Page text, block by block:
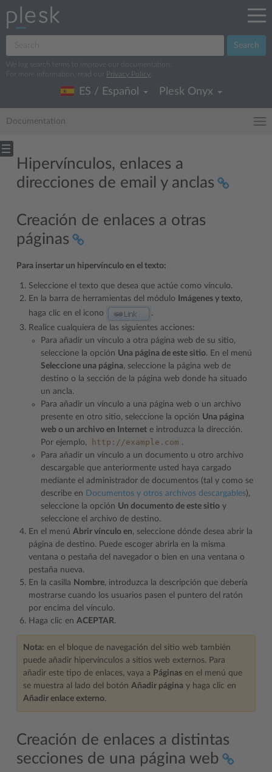
Search
We log search terms to improve our documentation.
For more information, read our
Privacy Policy
ES / Español Plesk Onyx
Documentation
Hipervínculos, enlaces a
direcciones de email y anclas
Creación de enlaces a otras
páginas
Para insertar un hipervínculo en el texto:
Seleccione el texto que desea que actúe como vínculo.
En la barra de herramientas del módulo
Imágenes y texto,
haga clic en el icono
.
Realice cualquiera de las siguientes acciones:
Para añadir un vínculo a otra página web de su sitio,
seleccione la opción Una página de este sitio. En el menú
Seleccione una página, seleccione la página web de
destino o la sección de la página web donde ha situado
un ancla.
Para añadir un vínculo a una página web o un archivo
presente en otro sitio, seleccione la opción Una página
web o un archivo en Internet e introduzca la dirección.
Por ejemplo,
http://example.com .
Para añadir un vínculo a un documento u otro archivo
descargable que anteriormente usted haya cargado
mediante el administrador de documentos (tal y como se
describe en Documentos y otros archivos descargables),
seleccione la opción Un documento de este sitio y
seleccione el archivo de destino.
En el menú Abrir vínculo en, seleccione dónde desea abrir la
página de destino. Puede escoger abrirla en la misma
ventana o pestaña del navegador o bien en una ventana o
pestaña nueva.
En la casilla Nombre, introduzca la descripción que debería
mostrarse cuando los usuarios pasen el puntero del ratón
por encima del vínculo.
Haga clic en ACEPTAR.
Nota: en el bloque de navegación del sitio web también
puede añadir hipervínculos a sitios web externos. Para
añadir este tipo de enlaces, vaya a Páginas en el menú que
se muestra al lado del botón Añadir página y haga clic en
Añadir enlace externo.
Creación de enlaces a distintas
secciones de una página web